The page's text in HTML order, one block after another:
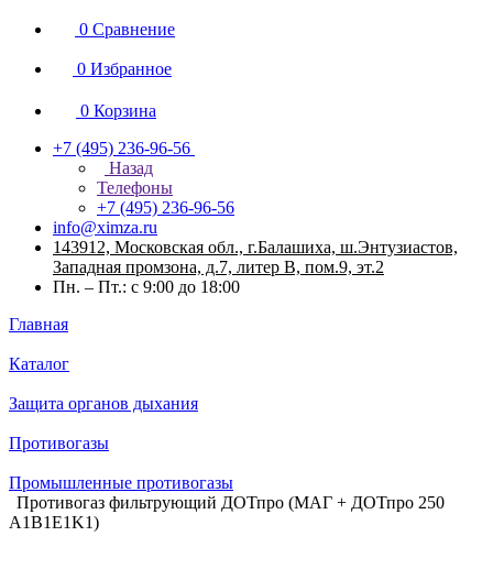
0 Сравнение
0 Избранное
0 Корзина
+7 (495) 236-96-56
Назад
Телефоны
+7 (495) 236-96-56
info@ximza.ru
143912, Московская обл., г.Балашиха, ш.Энтузиастов,
Западная промзона, д.7, литер В, пом.9, эт.2
Пн. – Пт.: с 9:00 до 18:00
Главная
Каталог
Защита органов дыхания
Противогазы
Промышленные противогазы
Противогаз фильтрующий ДОТпро (МАГ + ДОТпро 250
A1B1E1K1)